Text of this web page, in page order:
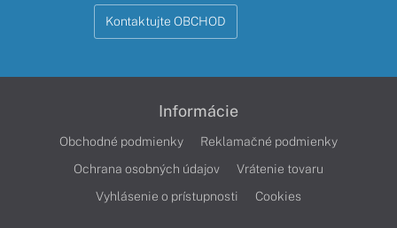
Kontaktujte OBCHOD
Informácie
Obchodné podmienky
Reklamačné podmienky
Ochrana osobných údajov
Vrátenie tovaru
Vyhlásenie o prístupnosti
Cookies